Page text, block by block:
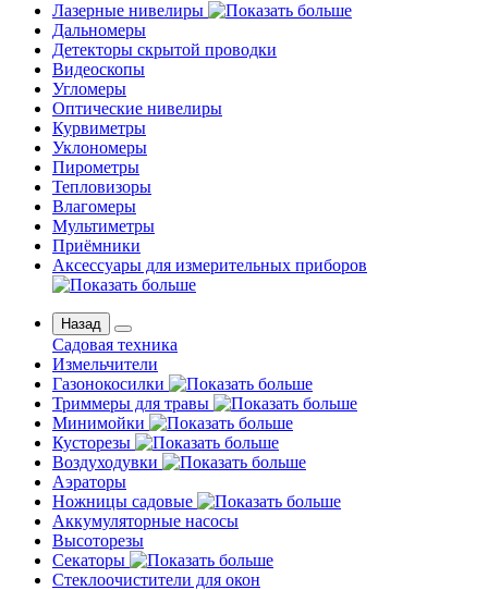
Лазерные нивелиры
Дальномеры
Детекторы скрытой проводки
Видеоскопы
Угломеры
Оптические нивелиры
Курвиметры
Уклономеры
Пирометры
Тепловизоры
Влагомеры
Мультиметры
Приёмники
Аксессуары для измерительных приборов
Назад
Садовая техника
Измельчители
Газонокосилки
Триммеры для травы
Минимойки
Кусторезы
Воздуходувки
Аэраторы
Ножницы садовые
Аккумуляторные насосы
Высоторезы
Секаторы
Стеклоочистители для окон